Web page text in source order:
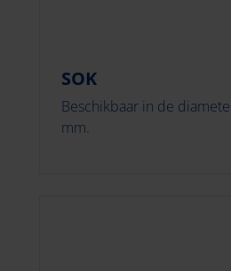
SOK
Beschikbaar in de
mm.